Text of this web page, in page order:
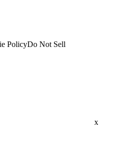
PolicyDo Not Sell
x